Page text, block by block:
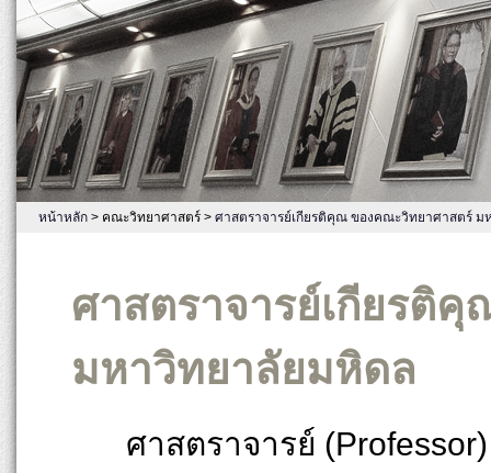
หน้าหลัก > คณะวิทยาศาสตร์ > ศาสตราจารย์เกียรติคุณ ของคณะวิทยาศาสตร์ ม
ศาสตราจารย์เกียรติ
มหาวิทยาลัยมหิดล
ศาสตราจารย์